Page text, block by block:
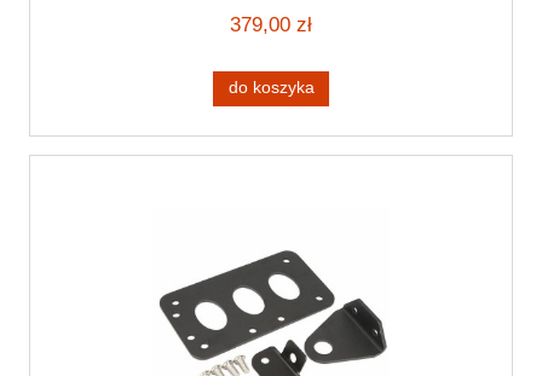
379,00 zł
do koszyka